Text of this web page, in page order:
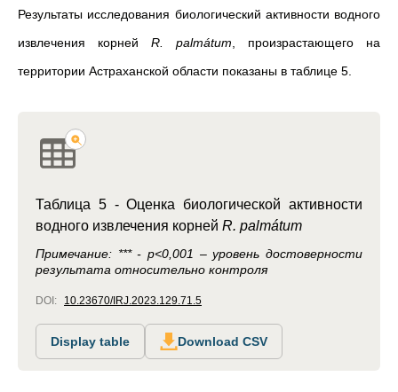
Результаты исследования биологический активности водного
извлечения корней R. palmátum , произрастающего на
территории Астраханской области показаны в таблице 5.
Таблица 5 -Оценка биологической активности
водного извлечения корней R. palmátum
Примечание: *** - р<0,001 – уровень достоверности
результата относительно контроля
DOI: 10.23670/IRJ.2023.129.71.5
Display table Download CSV